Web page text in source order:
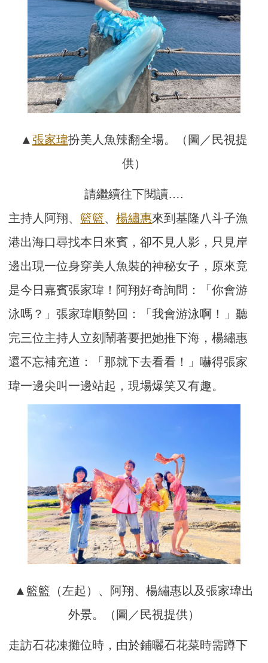
▲ 張家瑋扮美人魚辣翻全場。（圖／民視提
供）
請繼續往下閱讀….
主持人阿翔、籃籃、楊繡惠來到基隆八斗子漁
港出海口尋找本日來賓，卻不見人影，只見岸
邊出現一位身穿美人魚裝的神秘女子，原來竟
是今日嘉賓張家瑋！阿翔好奇詢問：「你會游
泳嗎？」張家瑋順勢回：「我會游泳啊！」聽
完三位主持人立刻鬧著要把她推下海，楊繡惠
還不忘補充道：「那就下去看看！」嚇得張家
瑋一邊尖叫一邊站起，現場爆笑又有趣。
▲籃籃（左起）、阿翔、楊繡惠以及張家瑋出
外景。（圖／民視提供）
走訪石花凍攤位時，由於鋪曬石花菜時需蹲下